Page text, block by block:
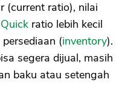
(current ratio), nilai
Quick ratio lebih kecil
(inventory).
segera dijual, masih
baku atau setengah